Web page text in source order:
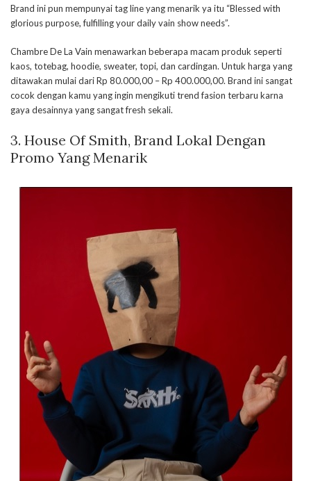
Brand ini pun mempunyai tag line yang menarik ya itu “Blessed with
glorious purpose, fulfilling your daily vain show needs”.
Chambre De La Vain menawarkan beberapa macam produk seperti
kaos, totebag, hoodie, sweater, topi, dan cardingan. Untuk harga yang
ditawakan mulai dari Rp 80.000,00 – Rp 400.000,00. Brand ini sangat
cocok dengan kamu yang ingin mengikuti trend fasion terbaru karna
gaya desainnya yang sangat fresh sekali.
3. House Of Smith, Brand Lokal Dengan
Promo Yang Menarik